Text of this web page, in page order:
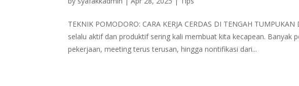
TEKNIK POMODORO: CARA KERJA CERDAS DI TENGAH
selalu aktif dan produktif sering kali membuat kita kecapean. Banyak
pekerjaan, meeting terus terusan, hingga nontifikasi dari...